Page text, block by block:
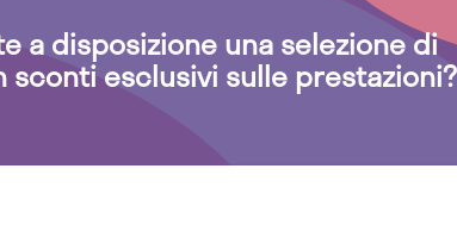
a disposizione una selezione di
esclusivi sulle prestazioni?